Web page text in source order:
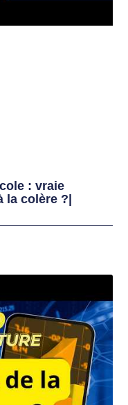
: vraie
la colère ?|